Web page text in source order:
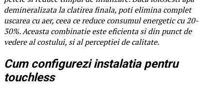
demineralizata la clatirea finala, poti elimina complet
uscarea cu aer, ceea ce reduce consumul energetic cu 20-
30%. Aceasta combinatie este eficienta si din punct de
vedere al costului, si al perceptiei de calitate.
Cum configurezi instalatia pentru
touchless